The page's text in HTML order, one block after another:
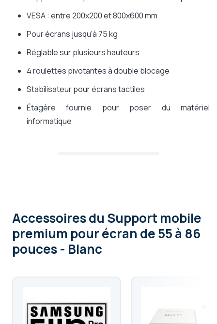
VESA : entre 200x200 et 800x600 mm
Pour écrans jusqu'à 75 kg
Réglable sur plusieurs hauteurs
4 roulettes pivotantes à double blocage
Stabilisateur pour écrans tactiles
Étagère fournie pour poser du matériel
informatique
Accessoiresdu Support mobile
premium pour écran de 55 à 86
pouces - Blanc